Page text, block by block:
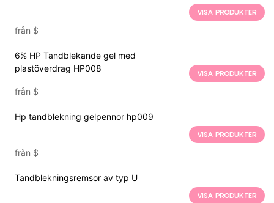
från $
VISA PRODUKTER
6% HP Tandblekande gel med
plastöverdrag HP008
från $
VISA PRODUKTER
Hp tandblekning gelpennor hp009
från $
VISA PRODUKTER
Tandblekningsremsor av typ U
VISA PRODUKTER